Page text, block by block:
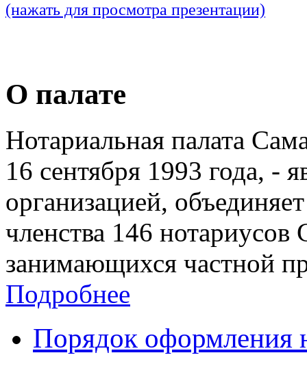
(нажать для просмотра презентации)
О палате
Нотариальная палата
16 сентября 1993 года, -
организацией,
членства 146 нотариусов
занимающихся частной
Подробнее
Порядок оформления